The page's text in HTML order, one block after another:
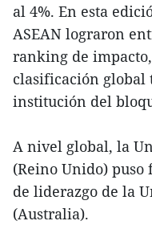
al 4%. En esta
ASEAN lograron
ranking de
clasificación
institución del
A nivel global, la
(Reino Unido) puso
de liderazgo de la
(Australia).